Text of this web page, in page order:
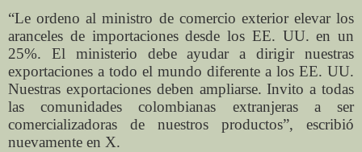
“Le ordeno al ministro de comercio exterior elevar los
aranceles de importaciones desde los EE. UU. en un
25%. El ministerio debe ayudar a dirigir nuestras
exportaciones a todo el mundo diferente a los EE. UU.
Nuestras exportaciones deben ampliarse. Invito a todas
las comunidades colombianas extranjeras a ser
comercializadoras de nuestros productos”, escribió
nuevamente en X.